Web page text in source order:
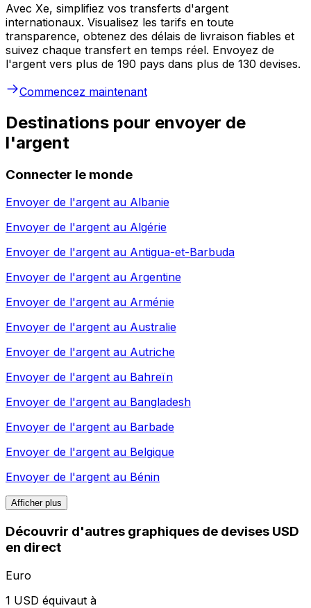
Avec Xe, simplifiez vos transferts d'argent
internationaux. Visualisez les tarifs en toute
transparence, obtenez des délais de livraison fiables et
suivez chaque transfert en temps réel. Envoyez de
l'argent vers plus de 190 pays dans plus de 130 devises.
Commencez maintenant
Destinations pour envoyer de
l'argent
Connecter le monde
Envoyer de l'argent au Albanie
Envoyer de l'argent au Algérie
Envoyer de l'argent au Antigua-et-Barbuda
Envoyer de l'argent au Argentine
Envoyer de l'argent au Arménie
Envoyer de l'argent au Australie
Envoyer de l'argent au Autriche
Envoyer de l'argent au Bahreïn
Envoyer de l'argent au Bangladesh
Envoyer de l'argent au Barbade
Envoyer de l'argent au Belgique
Envoyer de l'argent au Bénin
Afficher plus
Découvrir d'autres graphiques de devises USD
en direct
Euro
1 USD équivaut à